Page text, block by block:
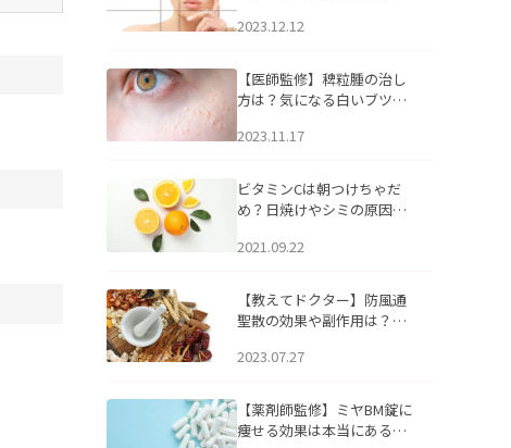
2023.12.12
【医師監修】稗粒腫の治し
方は？気になる白いブツブ
アについて
2023.11.17
ビタミンCは朝つけちゃだ
め？日焼けやシミの原因に
2021.09.22
【教えてドクター】防風通
聖散の効果や副作用は？長
2023.07.27
【薬剤師監修】ミヤBM錠に
痩せる効果は本当にある